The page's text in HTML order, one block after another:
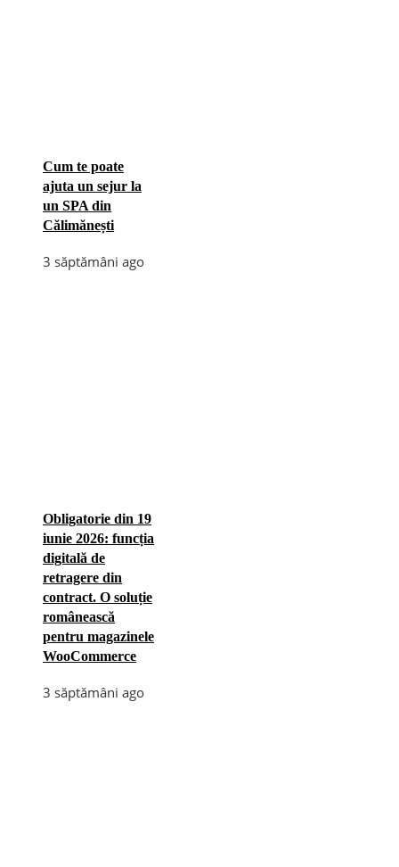
Cum te poate
ajuta un sejur la
un SPA din
Călimănești
3 săptămâni ago
Obligatorie din 19
iunie 2026: funcția
digitală de
retragere din
contract. O soluție
românească
pentru magazinele
WooCommerce
3 săptămâni ago